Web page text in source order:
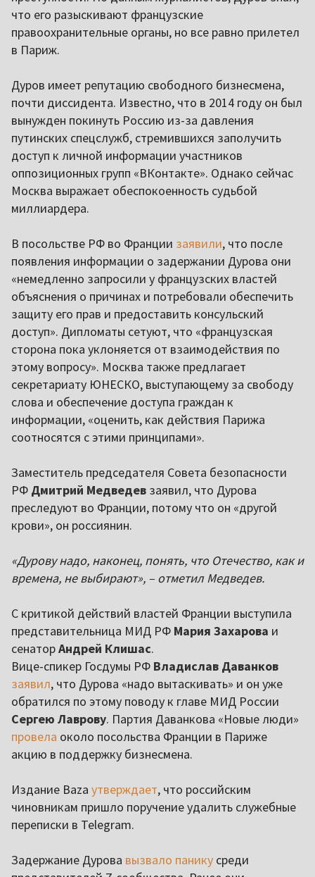
что его разыскивают французские
правоохранительные органы, но все равно прилетел
в Париж.
Дуров имеет репутацию свободного бизнесмена,
почти диссидента. Известно, что в 2014 году он был
вынужден покинуть Россию из-за давления
путинских спецслужб, стремившихся заполучить
доступ к личной информации участников
оппозиционных групп «ВКонтакте». Однако сейчас
Москва выражает обеспокоенность судьбой
миллиардера.
В посольстве РФ во Франции заявили, что после
появления информации о задержании Дурова они
«немедленно запросили у французских властей
объяснения о причинах и потребовали обеспечить
защиту его прав и предоставить консульский
доступ». Дипломаты сетуют, что «французская
сторона пока уклоняется от взаимодействия по
этому вопросу». Москва также предлагает
секретариату ЮНЕСКО, выступающему за свободу
слова и обеспечение доступа граждан к
информации, «оценить, как действия Парижа
соотносятся с этими принципами».
Заместитель председателя Совета безопасности
РФ Дмитрий Медведев заявил, что Дурова
преследуют во Франции, потому что он «другой
крови», он россиянин.
«Дурову надо, наконец, понять, что Отечество, как и
времена, не выбирают», – отметил Медведев.
С критикой действий властей Франции выступила
представительница МИД РФ Мария Захарова и
сенаторАндрей Клишас.
Вице-спикер Госдумы РФ Владислав Даванков
заявил, что Дурова «надо вытаскивать» и он уже
обратился по этому поводу к главе МИД России
Сергею Лаврову. Партия Даванкова «Новые люди»
провела около посольства Франции в Париже
акцию в поддержку бизнесмена.
Издание Baza утверждает, что российским
чиновникам пришло поручение удалить служебные
переписки в Telegram.
Задержание Дурова вызвало панику среди